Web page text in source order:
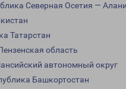
Северная Осетия —
Татарстан
область
автономный округ
Башкортостан